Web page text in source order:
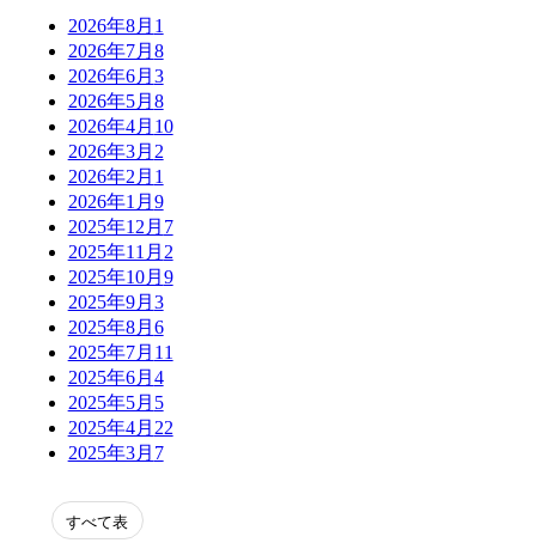
2026年8月 1
2026年7月 8
2026年6月 3
2026年5月 8
2026年4月 10
2026年3月 2
2026年2月 1
2026年1月 9
2025年12月 7
2025年11月 2
2025年10月 9
2025年9月 3
2025年8月 6
2025年7月 11
2025年6月 4
2025年5月 5
2025年4月 22
2025年3月 7
表